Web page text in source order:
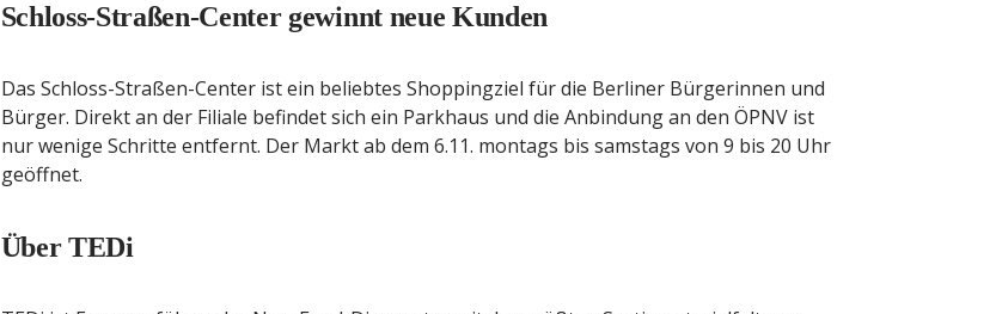
Schloss-Straßen-Center gewinnt neue Kunden
Das Schloss-Straßen-Center ist ein beliebtes Shoppingziel für die Berliner Bürgerinnen und
Bürger. Direkt an der Filiale befindet sich ein Parkhaus und die Anbindung an den ÖPNV ist
nur wenige Schritte entfernt. Der Markt ab dem 6.11. montags bis samstags von 9 bis 20 Uhr
geöffnet.
Über TEDi